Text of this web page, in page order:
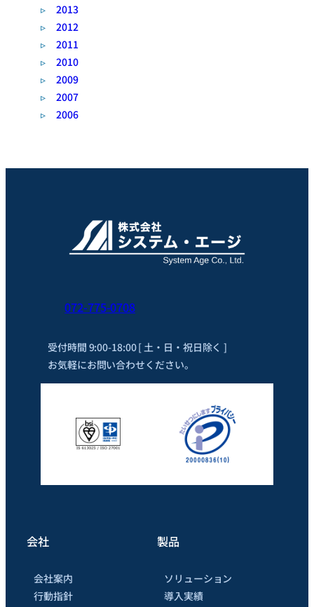
2013
2012
2011
2010
2009
2007
2006
072-775-0708
受付時間 9:00-18:00 [ 土・日・祝日除く ]
お気軽にお問い合わせください。
会社
会社案内
行動指針
製品
ソリューション
導入実績